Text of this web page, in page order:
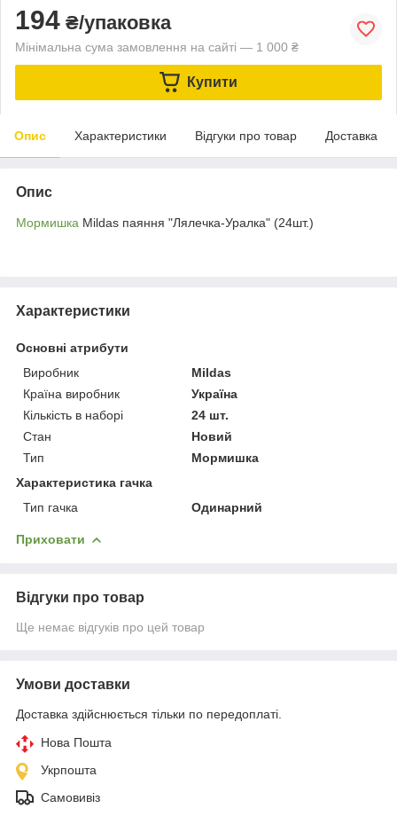
194 ₴/упаковка
Мінімальна сума замовлення на сайті — 1 000 ₴
Купити
Опис Характеристики Відгуки про товар Доставка
Опис
Мормишка Mildas паяння "Лялечка-Уралка" (24шт.)
Характеристики
Основні атрибути
Виробник
Mildas
Країна виробник
Україна
Кількість в наборі
24 шт.
Стан
Новий
Тип
Мормишка
Характеристика гачка
Тип гачка
Одинарний
Приховати
Відгуки про товар
Ще немає відгуків про цей товар
Умови доставки
Доставка здійснюється тільки по передоплаті.
Нова Пошта
Укрпошта
Самовивіз